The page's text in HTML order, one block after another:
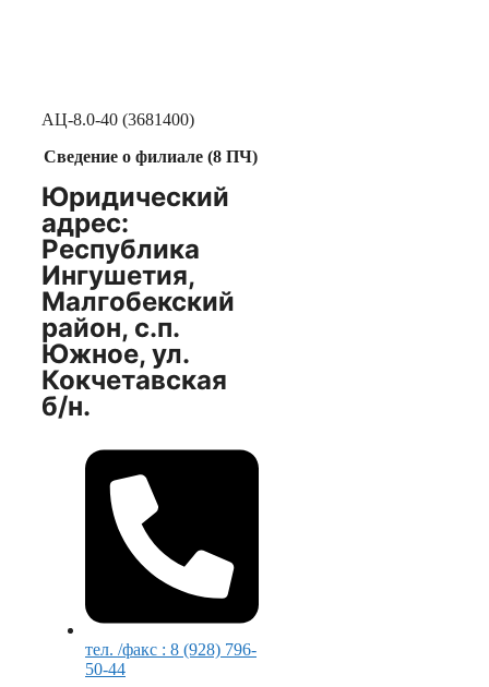
АЦ-8.0-40 (3681400)
Сведение о филиале (8 ПЧ)
Юридический
адрес:
Республика
Ингушетия,
Малгобекский
район, с.п.
Южное, ул.
Кокчетавская
б/н.
тел. /факс : 8 (928) 796-
50-44